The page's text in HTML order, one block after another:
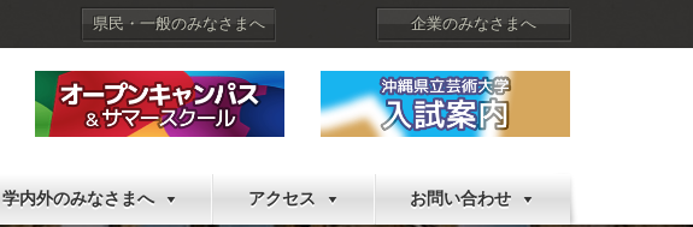
県民・一般のみなさまへ 企業のみなさまへ
学内外のみなさまへ アクセス お問い合わせ